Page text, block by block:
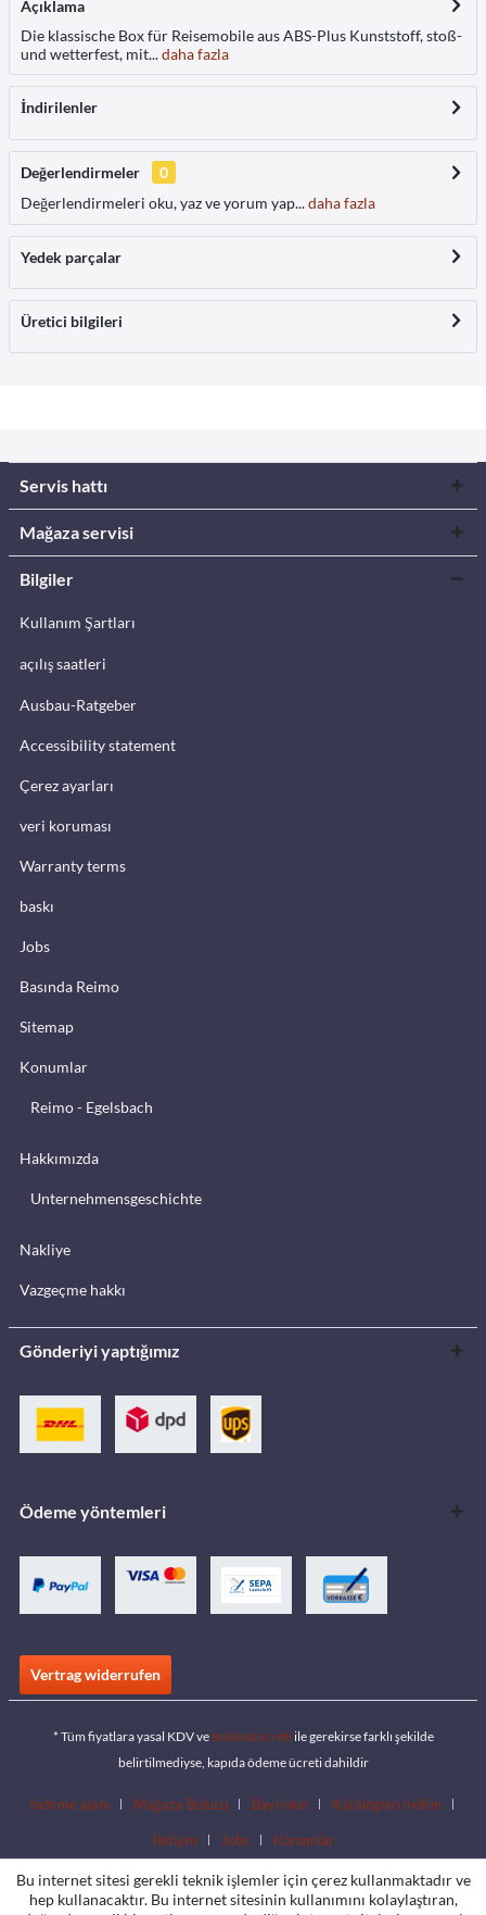
Açıklama
Die klassische Box für Reisemobile aus ABS-Plus Kunststoff, stoß-
und wetterfest, mit...daha fazla
İndirilenler
Değerlendirmeler
0
Değerlendirmeleri oku, yaz ve yorum yap...daha fazla
Yedek parçalar
Üretici bilgileri
Servis hattı
Mağaza servisi
Bilgiler
Kullanım Şartları
açılış saatleri
Ausbau-Ratgeber
Accessibility statement
Çerez ayarları
veri koruması
Warranty terms
baskı
Jobs
Basında Reimo
Sitemap
Konumlar
Reimo - Egelsbach
Hakkımızda
Unternehmensgeschichte
Nakliye
Vazgeçme hakkı
Gönderiyi yaptığımız
Ödeme yöntemleri
Vertrag widerrufen
* Tüm fiyatlara yasal KDV veteslimat ücreti ile gerekirse farklı şekilde
belirtilmediyse, kapıda ödeme ücreti dahildir
İndirme alanı Mağaza Bulucu Bayi olun Katalogları indirin
İletişim Jobs Konumlar
Bu internet sitesi gerekli teknik işlemler için çerez kullanmaktadır ve
hep kullanacaktır. Bu internet sitesinin kullanımını kolaylaştıran,